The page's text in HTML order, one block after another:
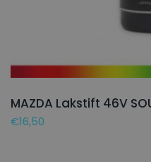
MAZDA Lakstift 46V
€16,50